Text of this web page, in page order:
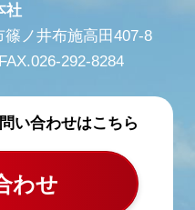
社
篠ノ井布施高田407-8
292-8284
い合わせはこちら
わせ